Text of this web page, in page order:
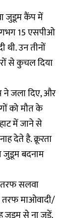
जुडूम कैंप में
15 एसपीओ
थी. उन तीनों
से कुचल दिया
जला दिए, और
को मौत के
में जाने से
देते है. क्रूरता
बदनाम
तरफ सलवा
तरफ माओवादी/